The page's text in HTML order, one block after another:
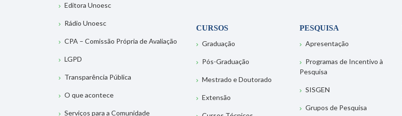
Editora Unoesc
Rádio Unoesc
CPA – Comissão Própria de Avaliação
LGPD
Transparência Pública
O que acontece
Serviços para a Comunidade
CURSOS
Graduação
Pós-Graduação
Mestrado e Doutorado
Extensão
PESQUISA
Apresentação
Programas de Incentivo à
Pesquisa
SISGEN
Grupos de Pesquisa